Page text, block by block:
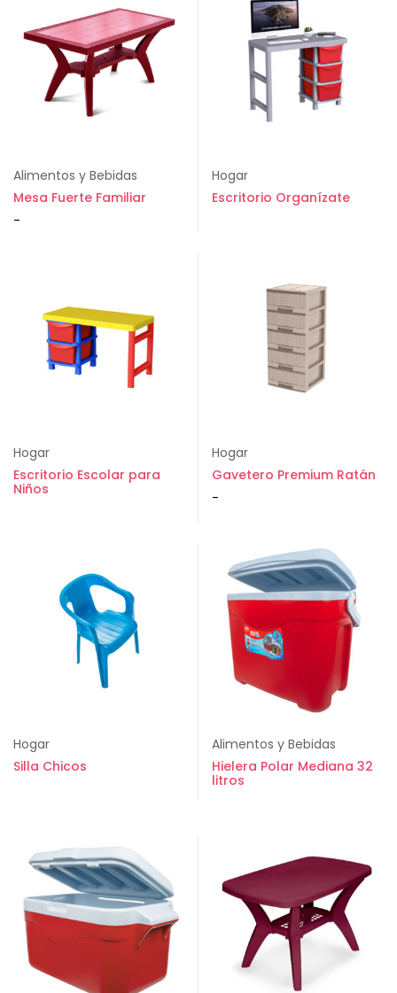
Alimentos y Bebidas
Mesa Fuerte Familiar
-
Hogar
Escritorio Organízate
Hogar
Escritorio Escolar para
Niños
Hogar
Gavetero Premium Ratán
-
Hogar
Silla Chicos
Alimentos y Bebidas
Hielera Polar Mediana 32
litros